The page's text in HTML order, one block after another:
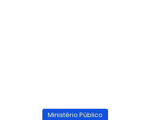
Ministério Público